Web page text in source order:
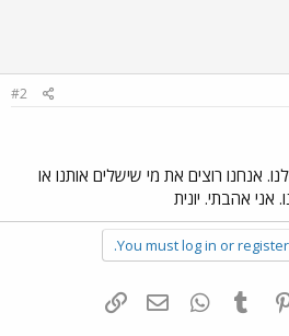
#2
אנחנו רוצים את מי שישלים אותנו או
אהבתי. יונית
You must log in or
Pinterest
Tumblr
WhatsAppדואר אלקטרוני